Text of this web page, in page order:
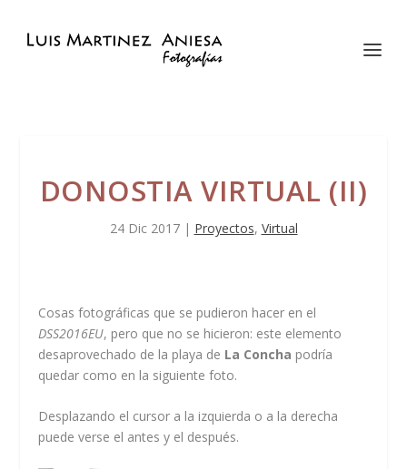
DONOSTIA VIRTUAL (II)
24 Dic 2017| Proyectos, Virtual
Cosas fotográficas que se pudieron hacer en el
DSS2016EU, pero que no se hicieron: este elemento
desaprovechado de la playa de La Concha podría
quedar como en la siguiente foto.
Desplazando el cursor a la izquierda o a la derecha
puede verse el antes y el después.